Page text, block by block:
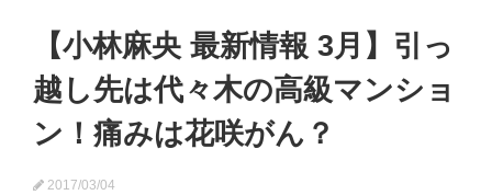
【小林麻央 最新情報 3月】引っ
越し先は代々木の高級マンショ
ン！痛みは花咲がん？
2017/03/04